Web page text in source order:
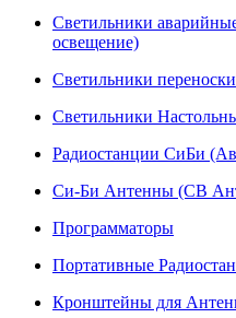
Светильники
освещение)
Светильники переноски
Светильники
Радиостанции СиБи
Си-Би Антенны (СВ
Программаторы
Портативные
Кронштейны для